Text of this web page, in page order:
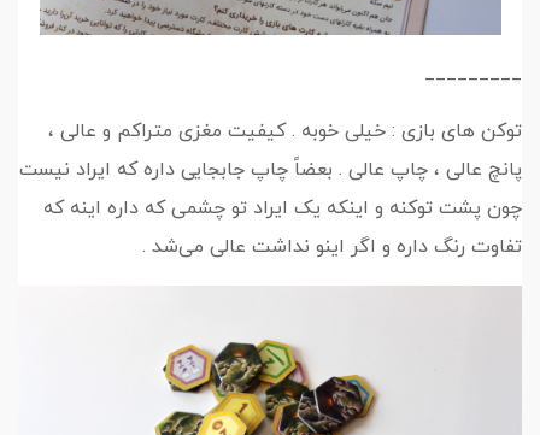
_________
توکن های بازی : خیلی خوبه . کیفیت مغزی متراکم و عالی ،
پانچ عالی ، چاپ عالی . بعضاً چاپ جابجایی داره که ایراد نیست
چون پشت توکنه و اینکه یک ایراد تو چشمی که داره اینه که‌
تفاوت رنگ داره و اگر اینو نداشت عالی می‌شد .